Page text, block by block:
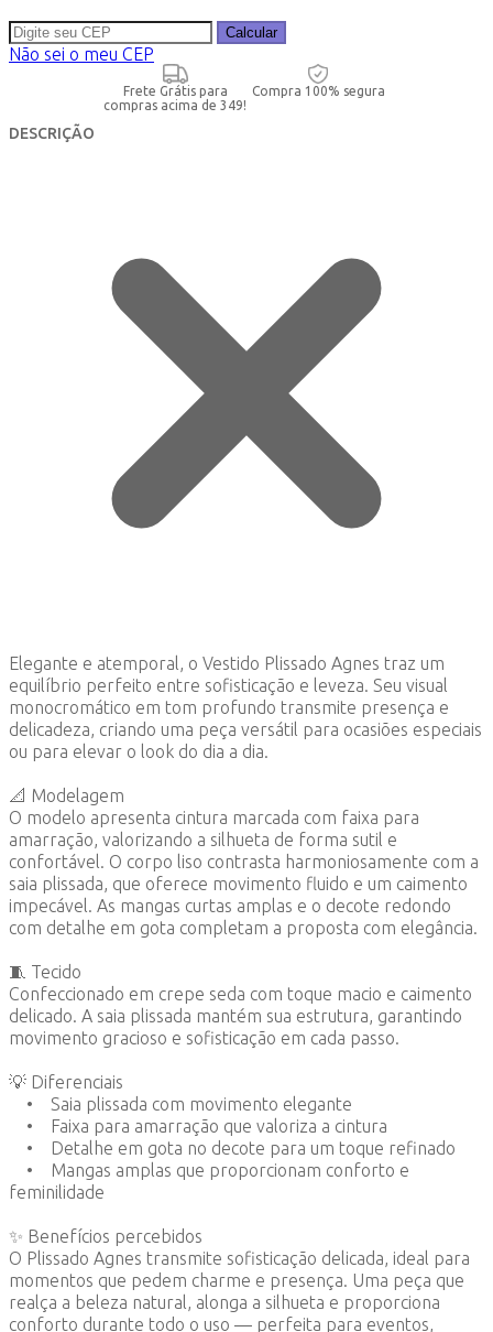
Calcular
Não sei o meu CEP
Frete Grátis para
compras acima de 349!
Compra 100% segura
DESCRIÇÃO
Elegante e atemporal, o Vestido Plissado Agnes traz um
equilíbrio perfeito entre sofisticação e leveza. Seu visual
monocromático em tom profundo transmite presença e
delicadeza, criando uma peça versátil para ocasiões especiais
ou para elevar o look do dia a dia.
📐 Modelagem
O modelo apresenta cintura marcada com faixa para
amarração, valorizando a silhueta de forma sutil e
confortável. O corpo liso contrasta harmoniosamente com a
saia plissada, que oferece movimento fluido e um caimento
impecável. As mangas curtas amplas e o decote redondo
com detalhe em gota completam a proposta com elegância.
🧵 Tecido
Confeccionado em crepe seda com toque macio e caimento
delicado. A saia plissada mantém sua estrutura, garantindo
movimento gracioso e sofisticação em cada passo.
💡 Diferenciais
• Saia plissada com movimento elegante
• Faixa para amarração que valoriza a cintura
• Detalhe em gota no decote para um toque refinado
• Mangas amplas que proporcionam conforto e
feminilidade
✨ Benefícios percebidos
O Plissado Agnes transmite sofisticação delicada, ideal para
momentos que pedem charme e presença. Uma peça que
realça a beleza natural, alonga a silhueta e proporciona
conforto durante todo o uso — perfeita para eventos,